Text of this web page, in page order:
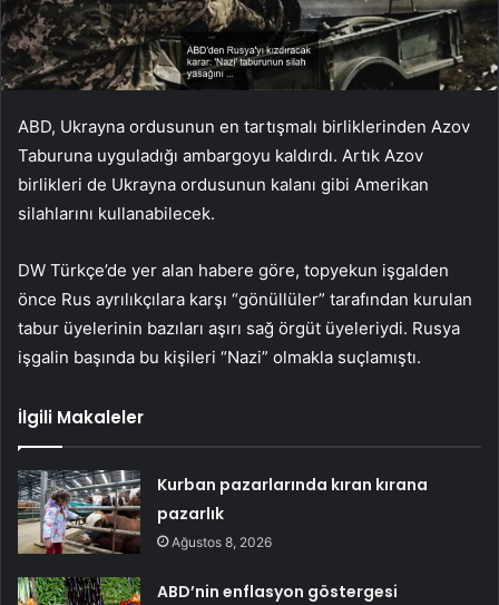
ABD, Ukrayna ordusunun en tartışmalı birliklerinden Azov
Taburuna uyguladığı ambargoyu kaldırdı. Artık Azov
birlikleri de Ukrayna ordusunun kalanı gibi Amerikan
silahlarını kullanabilecek.
DW Türkçe’de yer alan habere göre, topyekun işgalden
önce Rus ayrılıkçılara karşı “gönüllüler” tarafından kurulan
tabur üyelerinin bazıları aşırı sağ örgüt üyeleriydi. Rusya
işgalin başında bu kişileri “Nazi” olmakla suçlamıştı.
İlgili Makaleler
Kurban pazarlarında kıran kırana
pazarlık
Ağustos 8, 2026
ABD’nin enflasyon göstergesi